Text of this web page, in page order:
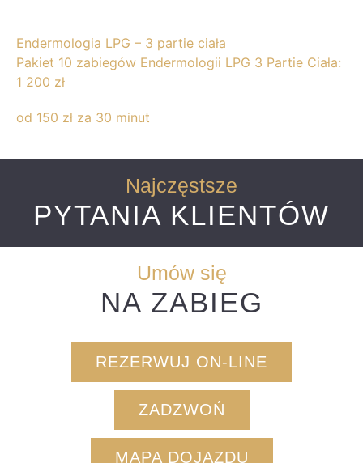
Endermologia LPG – 3 partie ciała
Pakiet 10 zabiegów Endermologii LPG 3 Partie Ciała:
1 200 zł
od 150 zł za 30 minut
Najczęstsze
PYTANIA KLIENTÓW
Umów się
NA ZABIEG
REZERWUJ ON-LINE
ZADZWOŃ
MAPA DOJAZDU